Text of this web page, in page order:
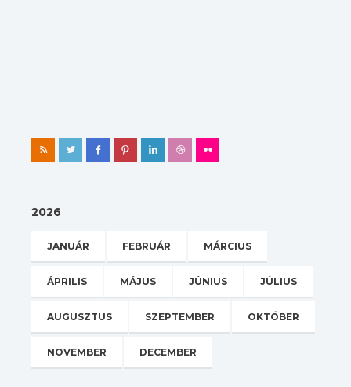
2026
JANUÁR FEBRUÁR MÁRCIUS
ÁPRILIS MÁJUS JÚNIUS JÚLIUS
AUGUSZTUS SZEPTEMBER OKTÓBER
NOVEMBER DECEMBER